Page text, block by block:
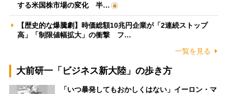
する米国株市場の変化 半…
【歴史的な爆騰劇】時価総額10兆円企業が「2連続ストップ
高」「制限値幅拡大」の衝撃 フ…
一覧を見る
大前研一「ビジネス新大陸」の歩き方
「いつ暴発してもおかしくはない」イーロン・マ